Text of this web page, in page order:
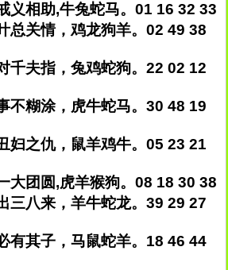
义相助,牛兔蛇马。01 16 32 33
总关情，鸡龙狗羊。02 49 38
千夫指，兔鸡蛇狗。22 02 12
不糊涂，虎牛蛇马。30 48 19
妇之仇，鼠羊鸡牛。05 23 21
大团圆,虎羊猴狗。08 18 30 38
三八来，羊牛蛇龙。39 29 27
有其子，马鼠蛇羊。18 46 44